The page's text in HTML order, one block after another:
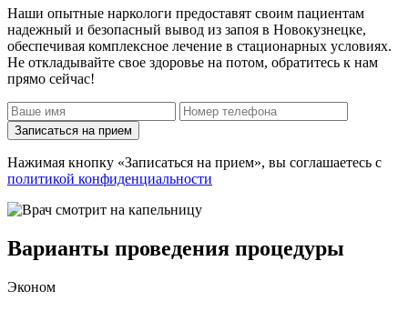
Наши опытные наркологи предоставят своим пациентам
надежный и безопасный вывод из запоя в Новокузнецке,
обеспечивая комплексное лечение в стационарных условиях.
Не откладывайте свое здоровье на потом, обратитесь к нам
прямо сейчас!
Записаться на прием
Нажимая кнопку «Записаться на прием», вы соглашаетесь с
политикой конфиденциальности
Варианты проведения процедуры
Эконом